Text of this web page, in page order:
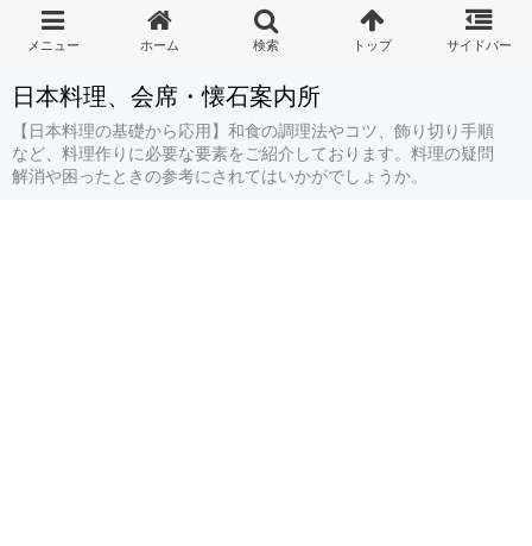
日本料理、会席・懐石案内所
【日本料理の基礎から応用】和食の調理法やコツ、飾り切り手順
など、料理作りに必要な要素をご紹介しております。料理の疑問
解消や困ったときの参考にされてはいかがでしょうか。